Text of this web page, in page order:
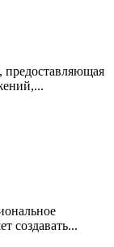
предоставляющая
создавать...